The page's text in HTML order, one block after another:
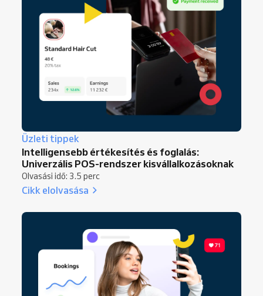
Üzleti tippek
Intelligensebb értékesítés és foglalás:
Univerzális POS-rendszer kisvállalkozásoknak
Olvasási idő: 3.5 perc
Cikk elolvasása